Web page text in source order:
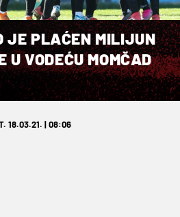
JE PLAĆEN MILIJUN
U VODEĆU MOMČAD
18.03.21. | 08:06